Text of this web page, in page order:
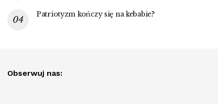
Patriotyzm kończy się na kebabie?
Obserwuj nas: